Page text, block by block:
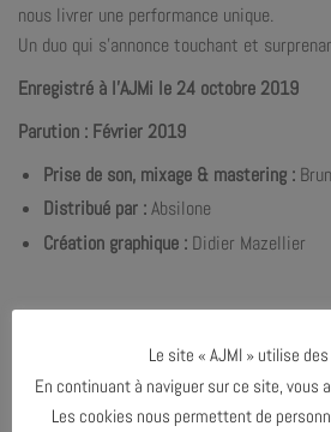
nous livrer une performance unique.
Un duo qui s’annonce touchant et
Enregistré à l’AJMi le 24 octobre 2019
Parution : Février 2019
Prise de son, mixage & mastering :
Distribué par :Absilone
Création graphique :Didier Mazellier
Le site « AJMI » utilise
En continuant à naviguer sur ce site,
Les cookies nous permettent de